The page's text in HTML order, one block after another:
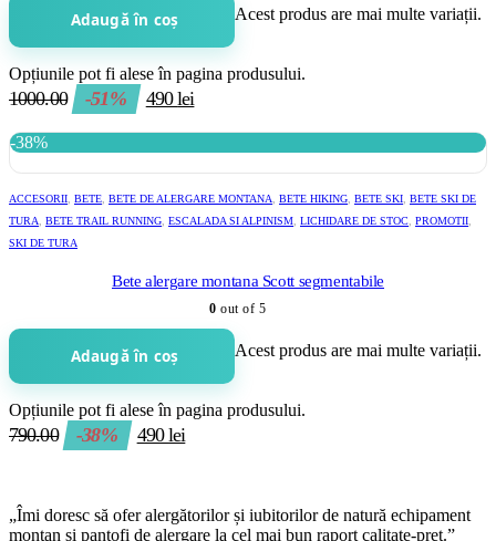
Adaugă în coș Acest produs are mai multe variații.
Opțiunile pot fi alese în pagina produsului.
1000.00 -51% 490lei
-38%
ACCESORII, BETE, BETE DE ALERGARE MONTANA, BETE HIKING, BETE SKI, BETE SKI DE
TURA, BETE TRAIL RUNNING, ESCALADA SI ALPINISM, LICHIDARE DE STOC, PROMOTII,
SKI DE TURA
Bete alergare montana Scott segmentabile
0 out of 5
Adaugă în coș Acest produs are mai multe variații.
Opțiunile pot fi alese în pagina produsului.
790.00 -38% 490lei
„Îmi doresc să ofer alergătorilor și iubitorilor de natură echipament
montan și pantofi de alergare la cel mai bun raport calitate-preț.”